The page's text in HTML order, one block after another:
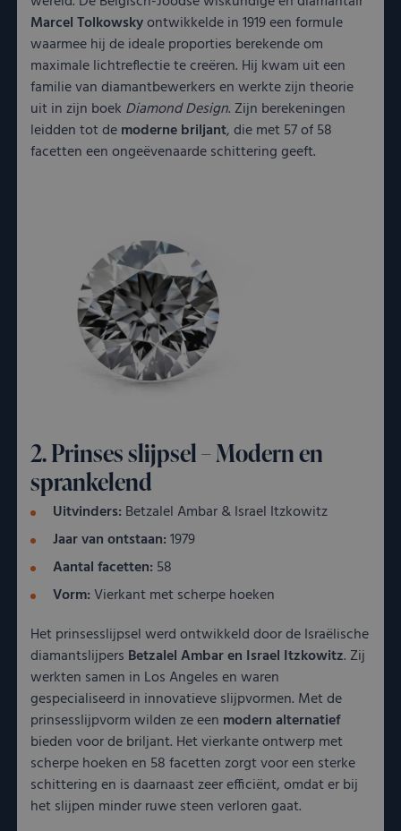
Marcel Tolkowskyontwikkelde in 1919 een formule
waarmee hij de ideale proporties berekende om
maximale lichtreflectie te creëren. Hij kwam uit een
familie van diamantbewerkers en werkte zijn theorie
uit in zijn boek Diamond Design. Zijn berekeningen
leidden tot demoderne briljant, die met 57 of 58
facetten een ongeëvenaarde schittering geeft.
2. Prinses slijpsel – Modern en
sprankelend
Uitvinders: Betzalel Ambar & Israel Itzkowitz
Jaar van ontstaan:1979
Aantal facetten: 58
Vorm:Vierkant met scherpe hoeken
Het prinsesslijpsel werd ontwikkeld door de Israëlische
diamantslijpers Betzalel Ambar en Israel Itzkowitz. Zij
werkten samen in Los Angeles en waren
gespecialiseerd in innovatieve slijpvormen. Met de
prinsesslijpvorm wilden ze een modern alternatief
bieden voor de briljant. Het vierkante ontwerp met
scherpe hoeken en 58 facetten zorgt voor een sterke
schittering en is daarnaast zeer efficiënt, omdat er bij
het slijpen minder ruwe steen verloren gaat.